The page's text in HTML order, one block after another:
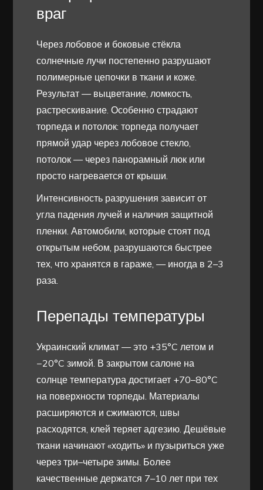
враг
Через лобовое и боковые стёкла
солнечные лучи постепенно разрушают
полимерные цепочки в ткани и коже.
Результат — выцветание, ломкость,
растрескивание. Особенно страдают
торпеда и потолок: торпеда получает
прямой удар через лобовое стекло,
потолок — через панорамный люк или
просто нагревается от крыши.
Интенсивность разрушения зависит от
угла падения лучей и наличия защитной
пленки. Автомобили, которые стоят под
открытым небом, разрушаются быстрее
тех, что хранятся в гараже, — иногда в 2–3
раза.
Перепады температуры
Украинский климат — это +35°C летом и
−20°C зимой. В закрытом салоне на
солнце температура достигает +70–80°C
на поверхности торпеды. Материалы
расширяются и сжимаются, швы
расходятся, клей теряет адгезию. Дешёвые
ткани начинают «ходить» и пузыриться уже
через три–четыре зимы. Более
качественные держатся 7–10 лет при тех